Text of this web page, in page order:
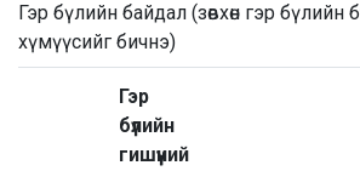
Гэр бүлийн байдал (зөвхөн гэр бүлийн
хүмүүсийг бичнэ)
Гэр
бүлийн
гишүүний